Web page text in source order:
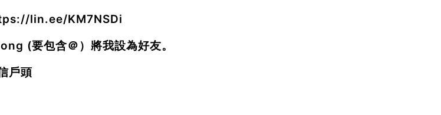
lin.ee/KM7NSDi
(要包含＠）將我設為好友。
戶頭